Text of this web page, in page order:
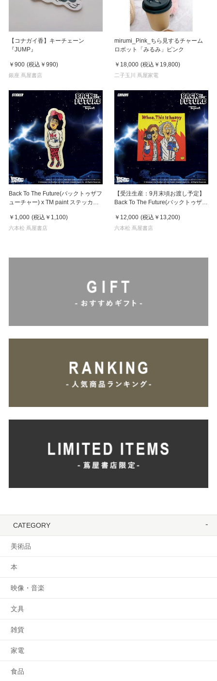
【コナガイ香】キーチェーン
『JUMP』
￥900 (税込 ￥990)
銀座 蔦屋書店
mirumi_Pink_ちら見するチャーム
ロボット「みるみ」ピンク
￥18,000 (税込 ￥19,800)
二子玉川 蔦屋家電
Back To The Future(バックトゥザフ
ューチャー) x TM paint ステッカー
￥1,000 (税込 ￥1,100)
六本松 蔦屋書店
【受注生産：9月末頃お渡し予定】
Back To The Future(バックトゥザフ
Marty & Doc(マーティ＆ドク)
￥12,000 (税込 ￥13,200)
六本松 蔦屋書店
CATEGORY
美術品
本
映像・音楽
文具
雑貨
家電
食品